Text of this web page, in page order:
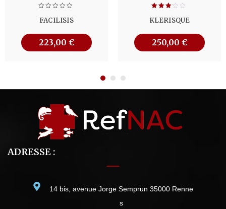
FACILISIS
223,00 €
3.00
KLERISQUE
250,00 €
ADRESSE :
14 bis, avenue Jorge Semprun 35000 Renne
s